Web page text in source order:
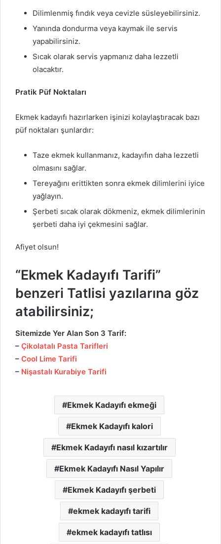
Dilimlenmiş fındık veya cevizle süsleyebilirsiniz.
Yanında dondurma veya kaymak ile servis
yapabilirsiniz.
Sıcak olarak servis yapmanız daha lezzetli
olacaktır.
Pratik Püf Noktaları
Ekmek kadayıfı hazırlarken işinizi kolaylaştıracak bazı
püf noktaları şunlardır:
Taze ekmek kullanmanız, kadayıfın daha lezzetli
olmasını sağlar.
Tereyağını erittikten sonra ekmek dilimlerini iyice
yağlayın.
Şerbeti sıcak olarak dökmeniz, ekmek dilimlerinin
şerbeti daha iyi çekmesini sağlar.
Afiyet olsun!
“Ekmek Kadayıfı Tarifi”
benzeri Tatlisi yazılarına göz
atabilirsiniz;
Sitemizde Yer Alan Son 3 Tarif:
– Çikolatalı Pasta Tarifleri
– Cool Lime Tarifi
– Nişastalı Kurabiye Tarifi
Ekmek Kadayıfı ekmeği
Ekmek Kadayıfı kalori
Ekmek Kadayıfı nasıl kızartılır
Ekmek Kadayıfı Nasıl Yapılır
Ekmek Kadayıfı şerbeti
ekmek kadayıfı tarifi
ekmek kadayıfı tatlısı